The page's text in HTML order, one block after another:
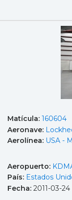
Matícula: 160604
Aeronave:
Aerolínea: USA -
Aeropuerto:
País: Estados
Fecha: 2011-03-24